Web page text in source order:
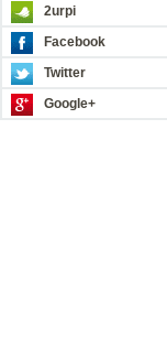
2urpi
Facebook
Twitter
Google+